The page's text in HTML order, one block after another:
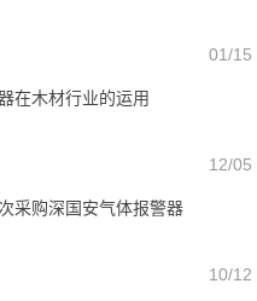
01/15
在木材行业的运用
12/05
采购深国安气体报警器
10/12